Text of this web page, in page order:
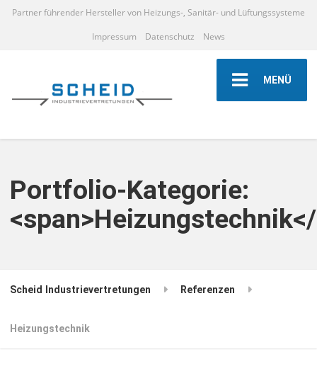
Partner führender Hersteller von Heizungs-, Sanitär- und Lüftungssysteme
Impressum
Datenschutz News
MENÜ
Portfolio-Kategorie:
Scheid Industrievertretungen Referenzen
Heizungstechnik